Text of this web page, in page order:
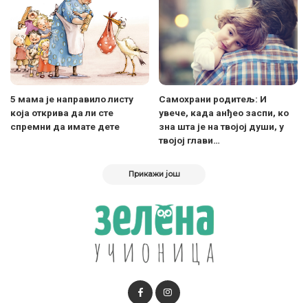
5 мама је направило листу
која открива да ли сте
спремни да имате дете
Самохрани родитељ: И
увече, када анђео заспи, ко
зна шта је на твојој души, у
твојој глави…
Прикажи још